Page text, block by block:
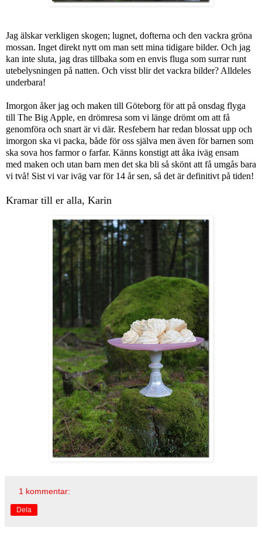
Jag älskar verkligen skogen; lugnet, dofterna och den vackra gröna
mossan. Inget direkt nytt om man sett mina tidigare bilder. Och jag
kan inte sluta, jag dras tillbaka som en envis fluga som surrar runt
utebelysningen på natten. Och visst blir det vackra bilder? Alldeles
underbara!
Imorgon åker jag och maken till Göteborg för att på onsdag flyga
till The Big Apple, en drömresa som vi länge drömt om att få
genomföra och snart är vi där. Resfebern har redan blossat upp och
imorgon ska vi packa, både för oss själva men även för barnen som
ska sova hos farmor o farfar. Känns konstigt att åka iväg ensam
med maken och utan barn men det ska bli så skönt att få umgås bara
vi två! Sist vi var iväg var för 14 år sen, så det är definitivt på tiden!
Kramar till er alla, Karin
1 kommentar:
Dela